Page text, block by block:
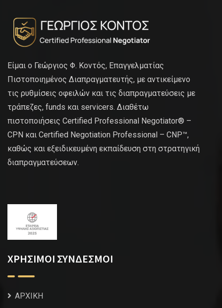
Είμαι ο Γεώργιος Φ. Κοντός, Επαγγελματίας
Πιστοποιημένος Διαπραγματευτής, με αντικείμενο
τις ρυθμίσεις οφειλών και τις διαπραγματεύσεις με
τράπεζες, funds και servicers. Διαθέτω
πιστοποιήσεις Certified Professional Negotiator® –
CPN και Certified Negotiation Professional – CNP™,
καθώς και εξειδικευμένη εκπαίδευση στη στρατηγική
διαπραγματεύσεων.
ΧΡΗΣΙΜΟΙ ΣΥΝΔΕΣΜΟΙ
ΑΡΧΙΚΗ